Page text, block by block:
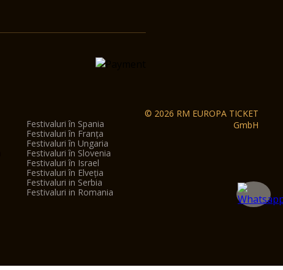
Festivaluri în Spania
Festivaluri în Franța
Festivaluri în Ungaria
Festivaluri în Slovenia
Festivaluri în Israel
Festivaluri în Elveția
Festivaluri in Serbia
Festivaluri in Romania
© 2026 RM EUROPA TICKET
GmbH